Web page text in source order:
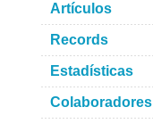
Artículos
Records
Estadísticas
Colaboradores